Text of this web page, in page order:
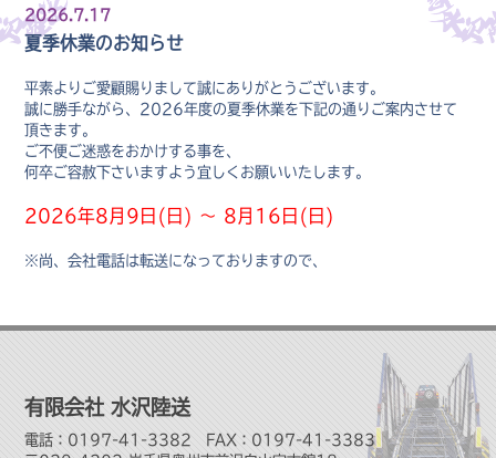
2026.7.17
夏季休業のお知らせ
平素よりご愛顧賜りまして誠にありがとうございます。
誠に勝手ながら、2026年度の夏季休業を下記の通りご案内させて
頂きます。
ご不便ご迷惑をおかけする事を、
何卒ご容赦下さいますよう宜しくお願いいたします。
2026年8月9日(日) ～ 8月16日(日)
※尚、会社電話は転送になっておりますので、
平素よりご愛顧賜りまして誠にありがとうございます。
誠に勝手ながら、ゴールデンウィークの休業を下記の通りご案
有限会社 水沢陸送
電話：0197-41-3382 FAX：0197-41-3383